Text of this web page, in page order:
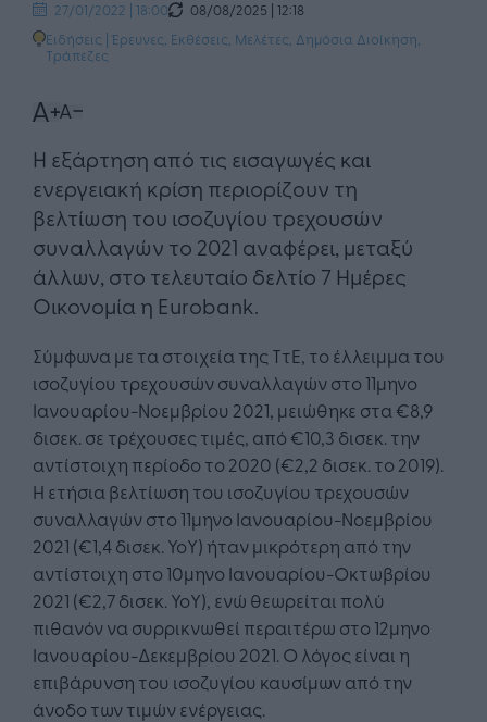
27/01/2022 | 18:00
08/08/2025 | 12:18
Ειδήσεις |Έρευνες, Εκθέσεις, Μελέτες Δημόσια Διοίκηση
Τράπεζες
Η εξάρτηση από τις εισαγωγές και
ενεργειακή κρίση περιορίζουν τη
βελτίωση του ισοζυγίου τρεχουσών
συναλλαγών το 2021 αναφέρει, μεταξύ
άλλων, στο τελευταίο δελτίο 7 Ημέρες
Οικονομία η Eurobank.
Σύμφωνα με τα στοιχεία της ΤτΕ, το έλλειμμα του
ισοζυγίου τρεχουσών συναλλαγών στο 11μηνο
Ιανουαρίου-Νοεμβρίου 2021, μειώθηκε στα €8,9
δισεκ. σε τρέχουσες τιμές, από €10,3 δισεκ. την
αντίστοιχη περίοδο το 2020 (€2,2 δισεκ. το 2019).
Η ετήσια βελτίωση του ισοζυγίου τρεχουσών
συναλλαγών στο 11μηνο Ιανουαρίου-Νοεμβρίου
2021 (€1,4 δισεκ. YoY) ήταν μικρότερη από την
αντίστοιχη στο 10μηνο Ιανουαρίου-Οκτωβρίου
2021 (€2,7 δισεκ. YoY), ενώ θεωρείται πολύ
πιθανόν να συρρικνωθεί περαιτέρω στο 12μηνο
Ιανουαρίου-Δεκεμβρίου 2021. Ο λόγος είναι η
επιβάρυνση του ισοζυγίου καυσίμων από την
άνοδο των τιμών ενέργειας.